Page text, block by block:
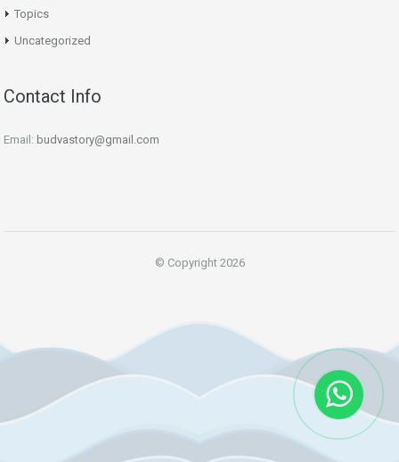
Topics
Uncategorized
Contact Info
Email: budvastory@gmail.com
© Copyright 2026